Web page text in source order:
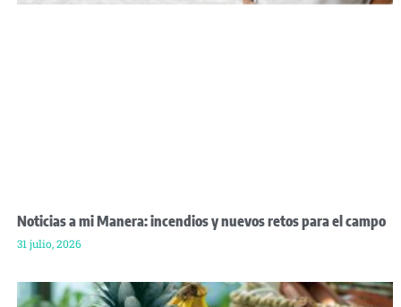
Noticias a mi Manera: incendios y nuevos retos para el campo
31 julio, 2026